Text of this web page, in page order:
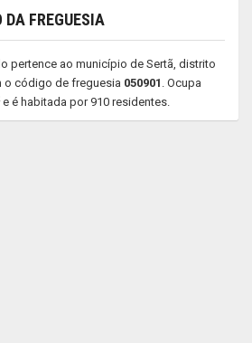
FREGUESIA
pertence ao município de Sertã, distrito
o código de freguesia 050901 . Ocupa
e é habitada por 910 residentes.